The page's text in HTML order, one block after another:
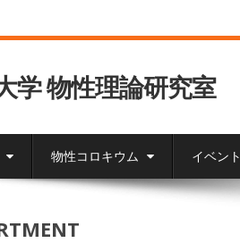
学 物性理論研究室
物性コロキウム イベント